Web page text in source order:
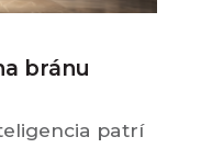
bránu
patrí